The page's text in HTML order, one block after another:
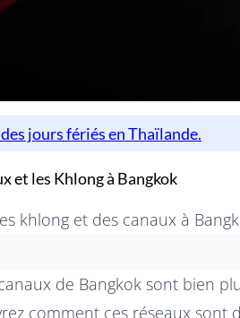
et les Khlong à Bangkok
khlong et des canaux à
de Bangkok sont bien
comment ces réseaux sont